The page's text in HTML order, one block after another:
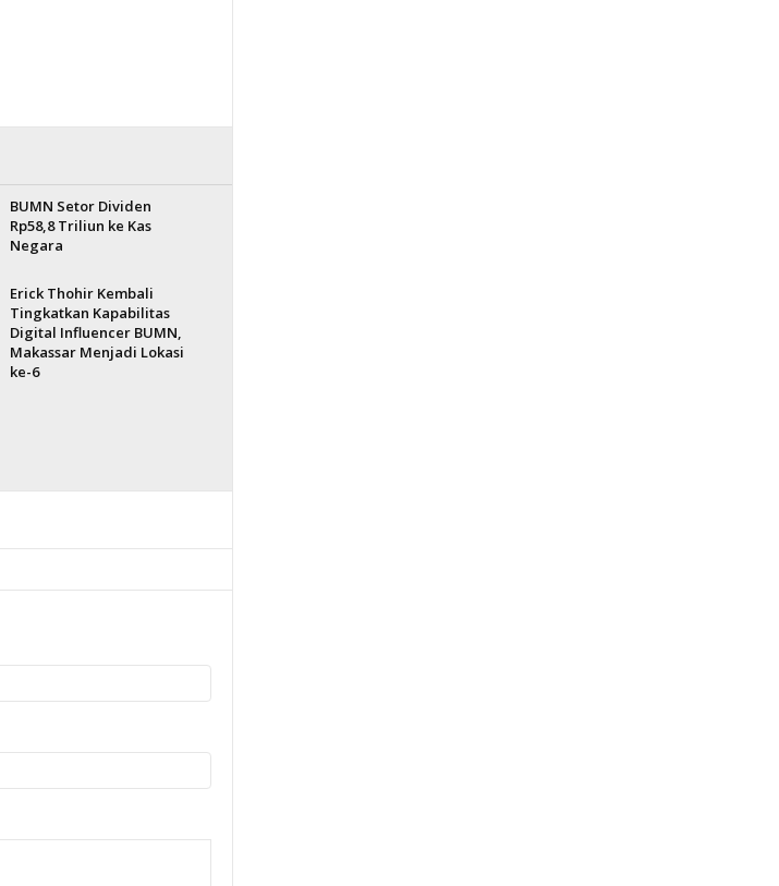
BUMN Setor Dividen
Rp58,8 Triliun ke Kas
Negara
Erick Thohir Kembali
Tingkatkan Kapabilitas
Digital Influencer BUMN,
Makassar Menjadi Lokasi
ke-6